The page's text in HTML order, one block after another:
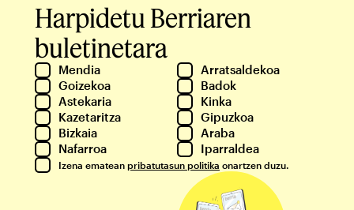
Harpidetu Berriaren
buletinetara
Mendia
Arratsaldekoa
Goizekoa
Badok
Astekaria
Kinka
Kazetaritza
Gipuzkoa
Bizkaia
Araba
Nafarroa
Iparraldea
Izena ematean pribatutasun politika onartzen duzu.